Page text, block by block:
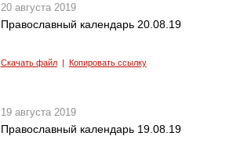
20 августа 2019
Православный календарь 20.08.19
Скачать файл| Копировать ссылку
19 августа 2019
Православный календарь 19.08.19